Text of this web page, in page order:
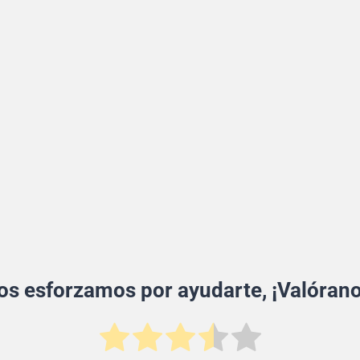
esforzamos por ayudarte,